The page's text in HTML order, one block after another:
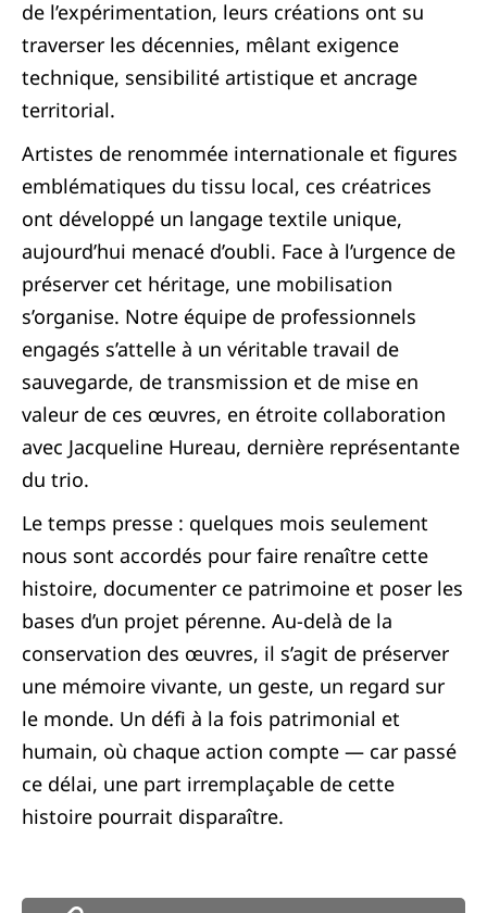
de l’expérimentation, leurs créations ont su
traverser les décennies, mêlant exigence
technique, sensibilité artistique et ancrage
territorial.
Artistes de renommée internationale et figures
emblématiques du tissu local, ces créatrices
ont développé un langage textile unique,
aujourd’hui menacé d’oubli. Face à l’urgence de
préserver cet héritage, une mobilisation
s’organise. Notre équipe de professionnels
engagés s’attelle à un véritable travail de
sauvegarde, de transmission et de mise en
valeur de ces œuvres, en étroite collaboration
avec Jacqueline Hureau, dernière représentante
du trio.
Le temps presse : quelques mois seulement
nous sont accordés pour faire renaître cette
histoire, documenter ce patrimoine et poser les
bases d’un projet pérenne. Au-delà de la
conservation des œuvres, il s’agit de préserver
une mémoire vivante, un geste, un regard sur
le monde. Un défi à la fois patrimonial et
humain, où chaque action compte — car passé
ce délai, une part irremplaçable de cette
histoire pourrait disparaître.